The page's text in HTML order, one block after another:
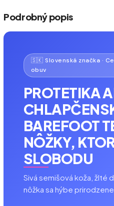
Podrobný popis
🇸🇰 Slovenská značka ·
obuv
PROTETIKA
BAREFOOT
NÔŽKY,
SLOBODU
Sivá semišová koža, žlté
nôžka sa hýbe